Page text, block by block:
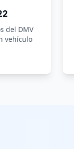
del DMV
vehículo